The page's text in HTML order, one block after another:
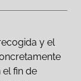
y el
fin de